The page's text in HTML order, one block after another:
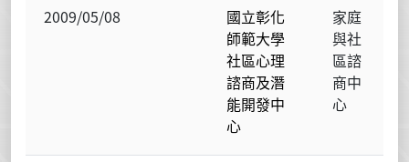
2009/05/08
國立彰化
師範大學
社區心理
諮商及潛
能開發中
心
家庭
與社
區諮
商中
心